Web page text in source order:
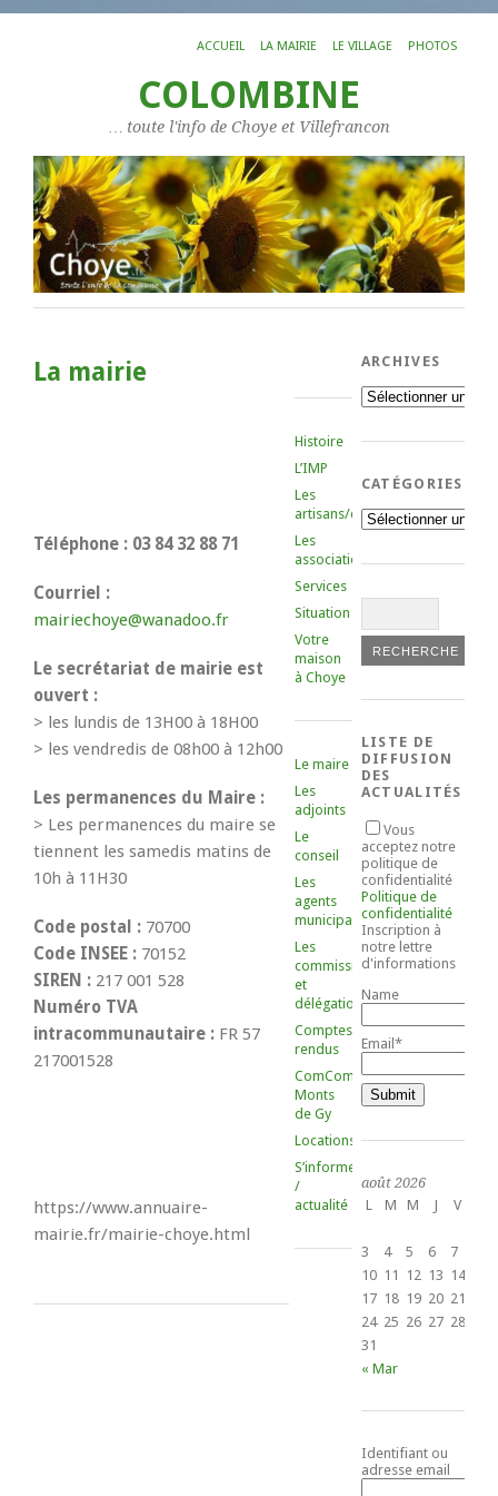
ACCUEIL LA MAIRIE LE VILLAGE PHOTOS
COLOMBINE
… toute l'info de Choye et Villefrancon
La mairie
Téléphone : 03 84 32 88 71
Courriel :
mairiechoye@wanadoo.fr
Le secrétariat de mairie est
ouvert :
> les lundis de 13H00 à 18H00
> les vendredis de 08h00 à 12h00
Les permanences du Maire :
> Les permanences du maire se
tiennent les samedis matins de
10h à 11H30
Code postal : 70700
Code INSEE : 70152
SIREN : 217 001 528
Numéro TVA
intracommunautaire : FR 57
217001528
https://www.annuaire-
mairie.fr/mairie-choye.html
Histoire
L’IMP
Les
artisans/commerçants
Les
associations
Services
Situation
Votre
maison
à Choye
Le maire
Les
adjoints
Le
conseil
Les
agents
municipaux
Les
commissions
et
délégations
Comptes-
rendus
ComCom
Monts
de Gy
Locations
S’informer
/
actualité
ARCHIVES
Archives
CATÉGORIES
Catégories
LISTE DE
DIFFUSION
DES
ACTUALITÉS
Vous
acceptez notre
politique de
confidentialité
Politique de
confidentialité
Inscription à
notre lettre
d'informations
Name
Email*
août 2026
L
M M J V
3
4 5 6 7
10 11 12 13 14
17 18 19 20 21
24 25 26 27 28
31
« Mar
Identifiant ou
adresse email